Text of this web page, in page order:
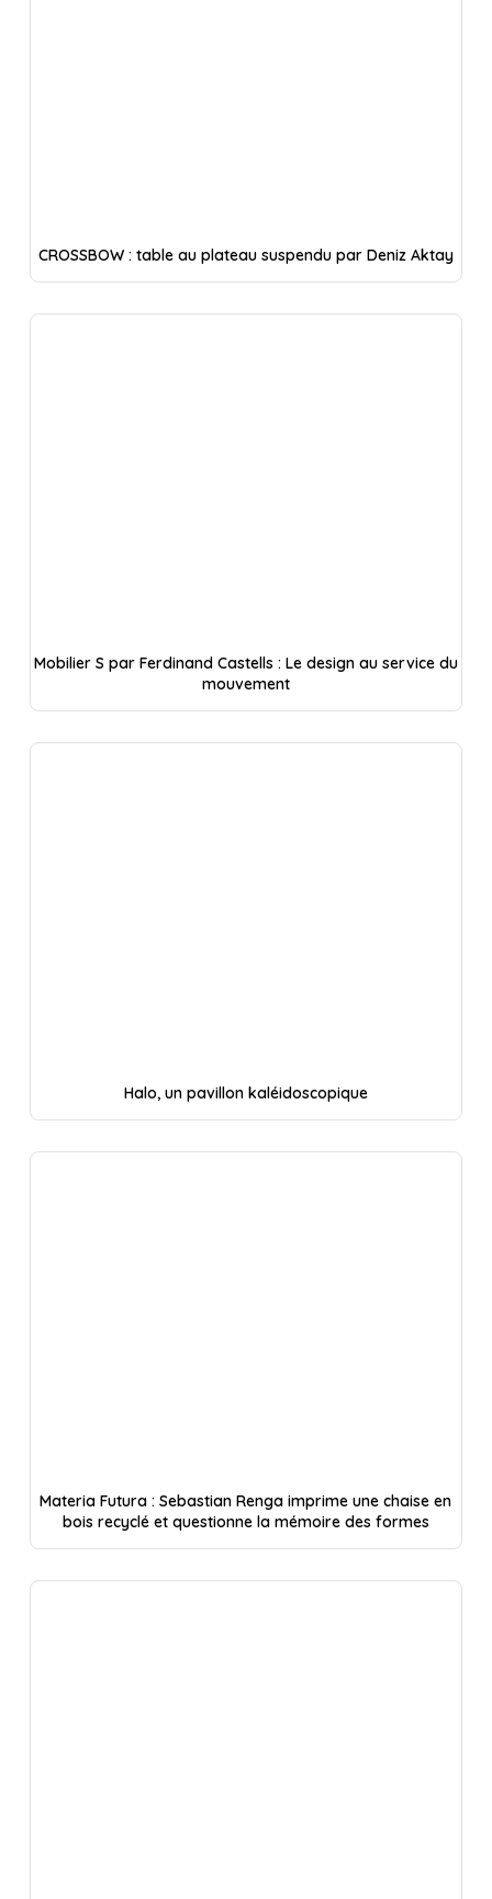
CROSSBOW : table au plateau suspendu par Deniz Aktay
Mobilier S par Ferdinand Castells : Le design au service du
mouvement
Halo, un pavillon kaléidoscopique
Materia Futura : Sebastian Renga imprime une chaise en
bois recyclé et questionne la mémoire des formes